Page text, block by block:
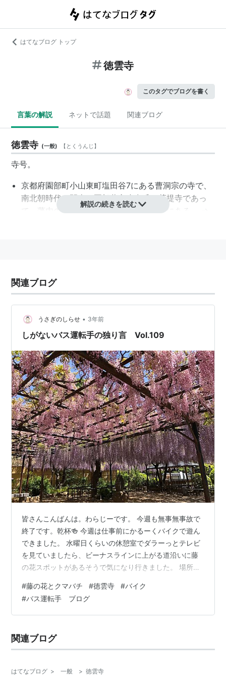
はてなブログ トップ
徳雲寺
このタグでブログを書く
言葉の解説 ネットで話題 関連ブログ
徳雲寺 (一般) 【 とくうんじ 】
寺号。
京都府園部町小山東町塩田谷7にある曹洞宗の寺で、
南北朝時代の開山。園部藩主小出氏の菩提寺であっ
て、藩内の曹洞宗の本山として栄えて今にある。 →
る。 →
徳雲寺 〔円明山〕
東京都文京区小日向4丁目4番1号にある臨済宗の寺
で、江戸時代初期の開山。小石川七福神の『男弁財
天』。 →小石川七福神＞徳雲寺（弁財天/男）
広島県比婆郡東城町大字菅にある曹洞宗の寺で、文
もある。
神奈川県厚木市七沢1806にある臨済宗の寺。
長野県松本市入山辺にある徳運寺という曹洞宗の寺
の古名。
その他
解説の続きを読む
関連ブログ
うさぎのしらせ • 3年前
しがないバス運転手の独り言 Vol.109
皆さんこんばんは。わらじーです。 今週も無事無事故で
終了です。乾杯🍻 今週は仕事前にかるーくバイクで遊ん
できました。 水曜日くらいの休憩室でダラーっとテレビ
を見ていましたら、ビーナスラインに上がる道沿いに藤
の花スポットがあるそうで気になり行きました。 場所は
ていますが、そこまで台数はありませんので大人数でお
越しの際は注意してくださいね。 目印は徳運寺前という
バス停あり、側道には徳運寺と書いた看板もありますが
バイクを駐車場に停めヘルメットを脱いだ途端に、フワ
ァっと藤の花の匂いが周囲に漂っていま…
#藤の花とクマバチ #徳雲寺 #バイク
#バス運転手 ブログ
関連ブログ
はてなブログ > 一般 > 徳雲寺